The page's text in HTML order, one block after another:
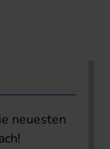
neuesten